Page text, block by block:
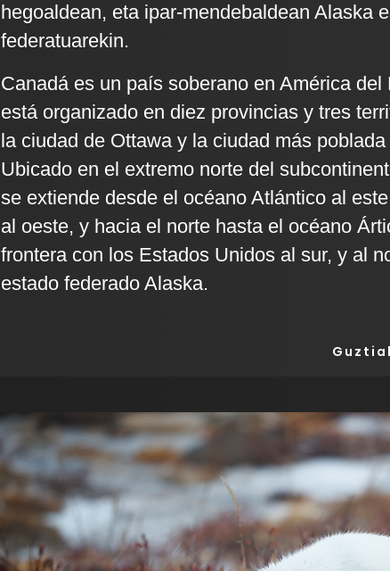
hegoaldean, eta ipar-mendebaldean Alaska
federatuarekin.
Canadá es un país soberano en América del
está organizado en diez provincias y tres
la ciudad de Ottawa y la ciudad más poblada
Ubicado en el extremo norte del
se extiende desde el océano Atlántico al
al oeste, y hacia el norte hasta el océano
frontera con los Estados Unidos al sur, y al
estado federado Alaska.